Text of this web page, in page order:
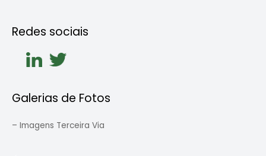
Redes sociais
Galerias de Fotos
– Imagens Terceira Via